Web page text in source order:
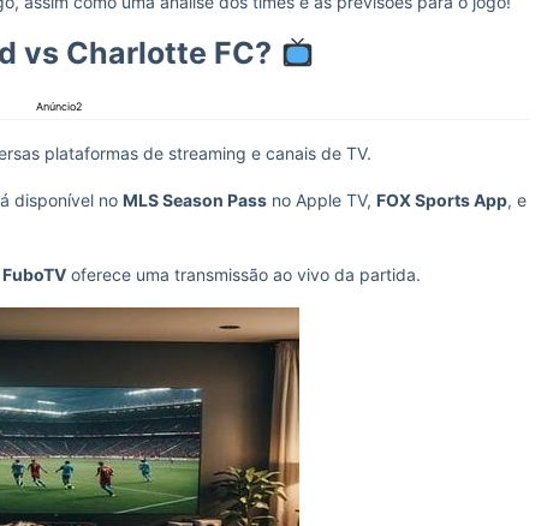
vs Charlotte FC?
Anúncio2
plataformas de streaming e canais de TV.
disponível no MLS Season Pass no Apple TV, FOX Sports App, e
FuboTV oferece uma transmissão ao vivo da partida.